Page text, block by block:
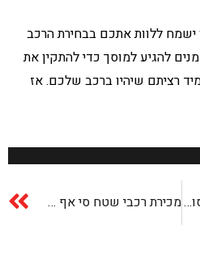
ישמח ללוות אתכם בבחירת הרכב
להגיע למוסך כדי להתקין את
רציתם שיהיו ברכב שלכם. אז
ארוע השקה הראשון מסוגו בארץ לדגמי 2023 בטופ ספיד מכירת רכבי שטח סי אף מוטו (CFMOTO): קביעת שיאים חדשים נכון לשנת 2022